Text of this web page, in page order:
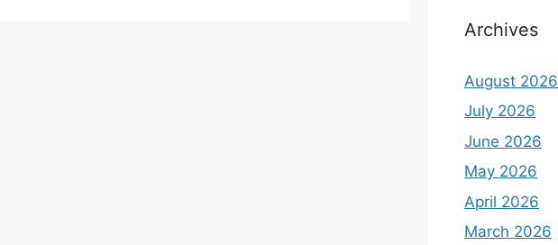
Archives
August 2026
July 2026
June 2026
May 2026
April 2026
March 2026